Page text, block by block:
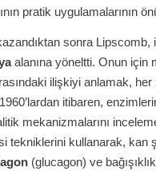
pratik uygulamalarının
sonra Lipscomb,
alanına yöneltti. Onun için
ilişkiyi anlamak,
itibaren,
mekanizmalarını
tekniklerini kullanarak, kan
(glucagon) ve